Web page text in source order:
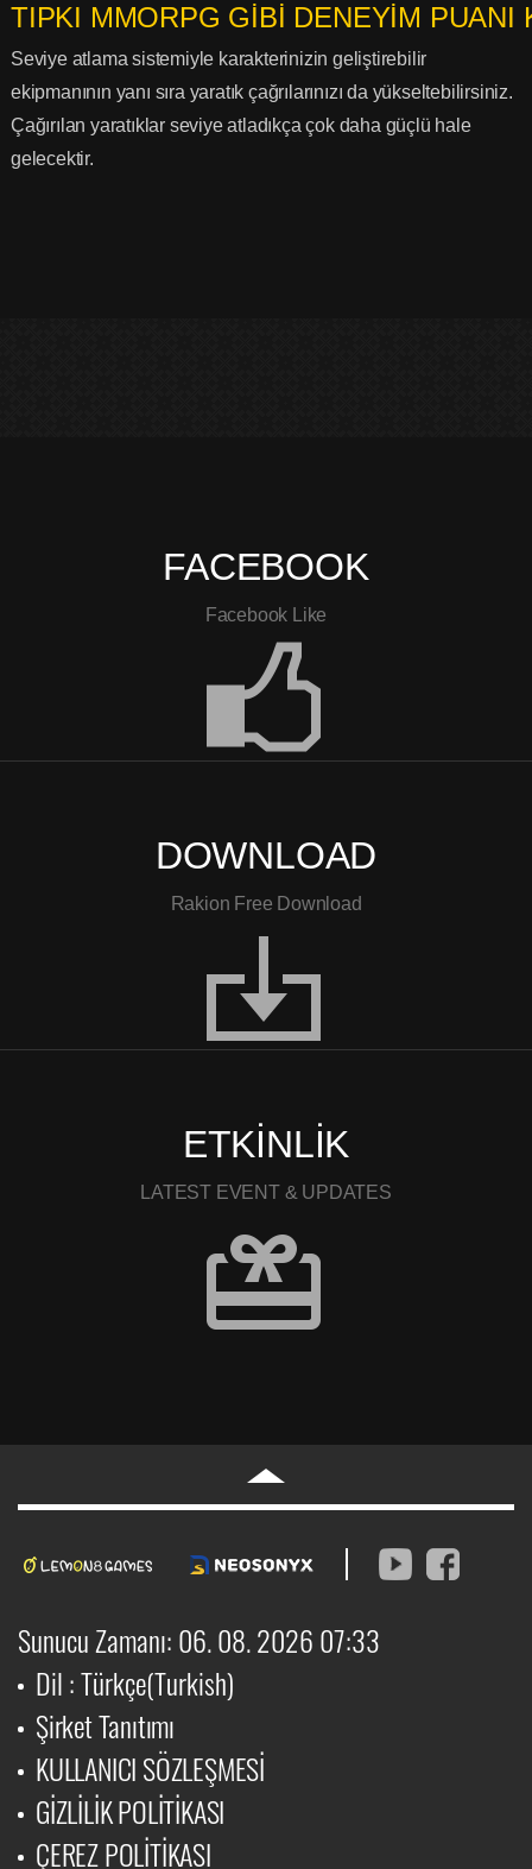
TIPKI MMORPG GİBİ DENEYİM PUANI
Seviye atlama sistemiyle karakterinizin geliştirebilir
ekipmanının yanı sıra yaratık çağrılarınızı da yükseltebilirsiniz.
Çağırılan yaratıklar seviye atladıkça çok daha güçlü hale
gelecektir.
FACEBOOK
Facebook Like
DOWNLOAD
Rakion Free Download
ETKİNLİK
LATEST EVENT & UPDATES
Sunucu Zamanı: 06. 08. 2026 07:33
Dil : Türkçe(Turkish)
Şirket Tanıtımı
KULLANICI SÖZLEŞMESİ
GİZLİLİK POLİTİKASI
ÇEREZ POLİTİKASI